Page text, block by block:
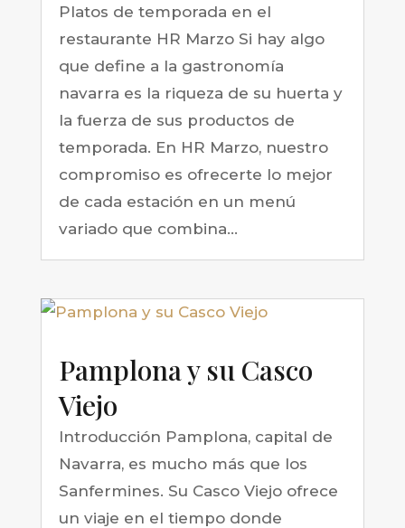
Platos de temporada en el
restaurante HR Marzo Si hay algo
que define a la gastronomía
navarra es la riqueza de su huerta y
la fuerza de sus productos de
temporada. En HR Marzo, nuestro
compromiso es ofrecerte lo mejor
de cada estación en un menú
variado que combina...
Pamplona y su Casco
Viejo
Introducción Pamplona, capital de
Navarra, es mucho más que los
Sanfermines. Su Casco Viejo ofrece
un viaje en el tiempo donde